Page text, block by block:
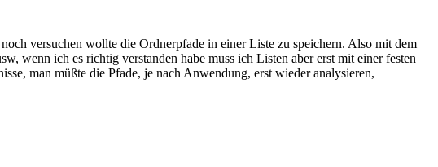
versuchen wollte die Ordnerpfade in einer Liste zu speichern. Also mit dem
wenn ich es richtig verstanden habe muss ich Listen aber erst mit einer festen
man müßte die Pfade, je nach Anwendung, erst wieder analysieren,